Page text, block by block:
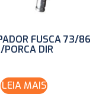
FUSCA 73/86
PORCA DIR
LEIA MAIS